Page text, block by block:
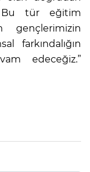
Bu tür eğitim
gençlerimizin
farkındalığın
edeceğiz.”